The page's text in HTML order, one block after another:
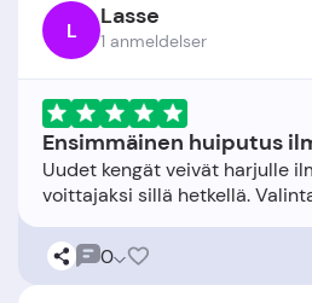
L Lasse
1 anmeldelser
Ensimmäinen huiputus
Uudet kengät veivät harjulle
0